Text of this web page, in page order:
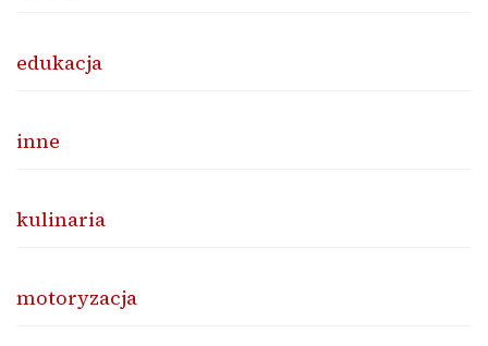
edukacja
inne
kulinaria
motoryzacja